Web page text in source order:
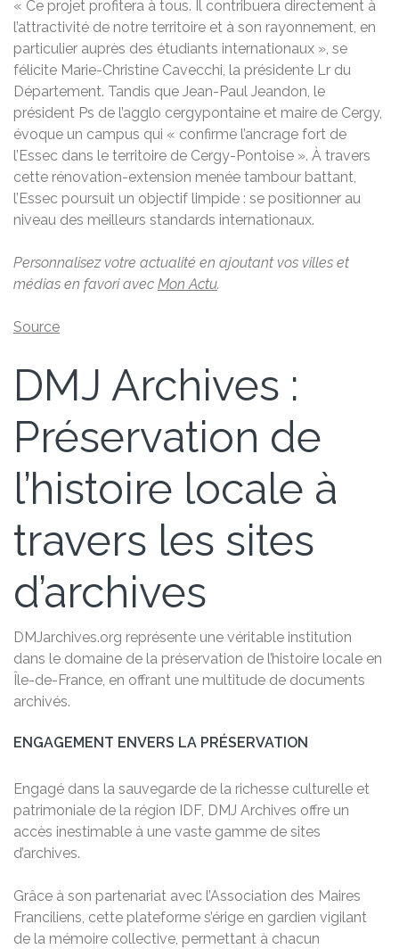
« Ce projet profitera à tous. Il contribuera directement à
l’attractivité de notre territoire et à son rayonnement, en
particulier auprès des étudiants internationaux », se
félicite Marie-Christine Cavecchi, la présidente Lr du
Département. Tandis que Jean-Paul Jeandon, le
président Ps de l’agglo cergypontaine et maire de Cergy,
évoque un campus qui « confirme l’ancrage fort de
l’Essec dans le territoire de Cergy-Pontoise ». À travers
cette rénovation-extension menée tambour battant,
l’Essec poursuit un objectif limpide : se positionner au
niveau des meilleurs standards internationaux.
Personnalisez votre actualité en ajoutant vos villes et
médias en favori avec Mon Actu.
Source
DMJ Archives :
Préservation de
l’histoire locale à
travers les sites
d’archives
DMJarchives.org représente une véritable institution
dans le domaine de la préservation de l’histoire locale en
Île-de-France, en offrant une multitude de documents
archivés.
ENGAGEMENT ENVERS LA PRÉSERVATION
Engagé dans la sauvegarde de la richesse culturelle et
patrimoniale de la région IDF, DMJ Archives offre un
accès inestimable à une vaste gamme de sites
d’archives.
Grâce à son partenariat avec l’Association des Maires
Franciliens, cette plateforme s’érige en gardien vigilant
de la mémoire collective, permettant à chacun